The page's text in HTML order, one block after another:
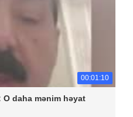
00:01:10
O daha mənim həyat